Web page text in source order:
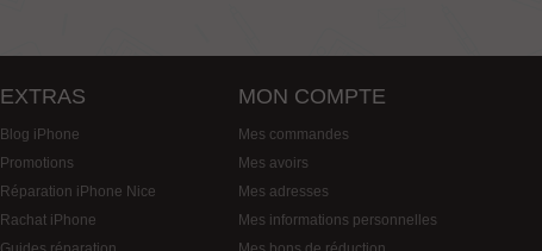
EXTRAS
Blog iPhone
Promotions
Réparation iPhone Nice
Rachat iPhone
MON COMPTE
Mes commandes
Mes avoirs
Mes adresses
Mes informations personnelles